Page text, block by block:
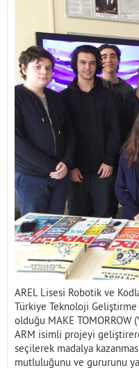
Kampüs Olanakları
Kayıt-Kabul
İletişim
AREL Lisesi Robotik ve
Türkiye Teknoloji Geliştirme
olduğu MAKE TOMORROW
ARM isimli projeyi
seçilerek madalya
mutluluğunu ve gururunu